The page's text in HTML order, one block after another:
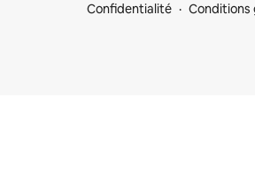
Confidentialité
Conditions